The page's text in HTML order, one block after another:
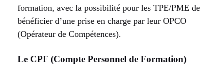
formation, avec la possibilité pour les TPE/PME de
bénéficier d’une prise en charge par leur OPCO
(Opérateur de Compétences).
Le CPF (Compte Personnel de Formation)